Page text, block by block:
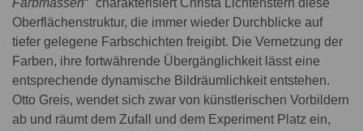
Farbmassen“ charakterisiert Christa Lichtenstern diese
Oberflächenstruktur, die immer wieder Durchblicke auf
tiefer gelegene Farbschichten freigibt. Die Vernetzung der
Farben, ihre fortwährende Übergänglichkeit lässt eine
entsprechende dynamische Bildräumlichkeit entstehen.
Otto Greis, wendet sich zwar von künstlerischen Vorbildern
ab und räumt dem Zufall und dem Experiment Platz ein,